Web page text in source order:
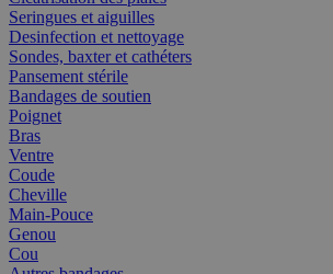
Seringues et aiguilles
Desinfection et nettoyage
Sondes, baxter et cathéters
Pansement stérile
Bandages de soutien
Poignet
Bras
Ventre
Coude
Cheville
Main-Pouce
Genou
Cou